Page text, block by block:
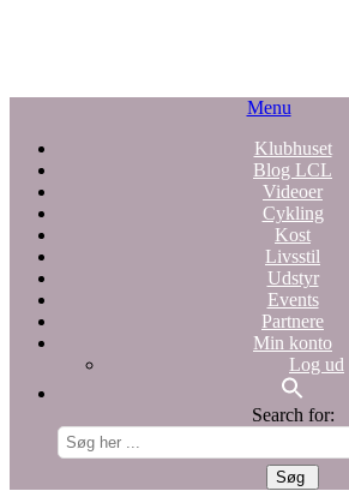
Menu
Klubhuset
Blog LCL
Videoer
Cykling
Kost
Livsstil
Udstyr
Events
Partnere
Min konto
Log ud
Search for: